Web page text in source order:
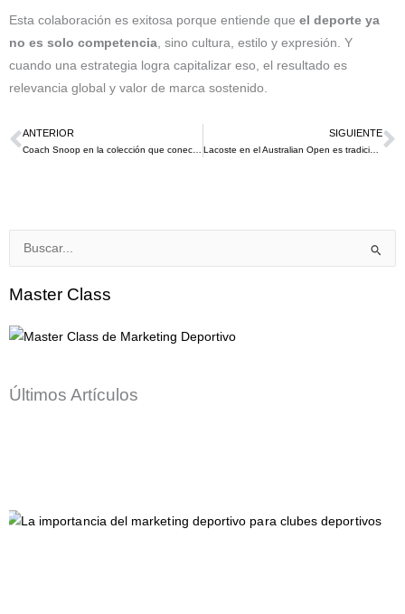
Esta colaboración es exitosa porque entiende que el deporte ya
no es solo competencia, sino cultura, estilo y expresión. Y
cuando una estrategia logra capitalizar eso, el resultado es
relevancia global y valor de marca sostenido.
Ant
ANTERIOR SIGUIENTE
Lacoste en el Australian Open es tradición, innovación y experiencia de marca en el primer Grand Slam del 2026
Buscar
Master Class
Últimos Artículos